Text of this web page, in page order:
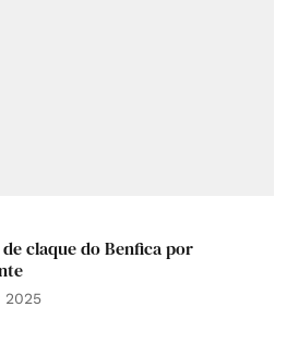
claque do Benfica por
2025